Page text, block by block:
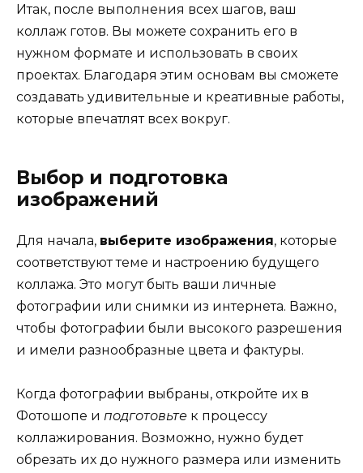
Итак, после выполнения всех шагов, ваш
коллаж готов. Вы можете сохранить его в
нужном формате и использовать в своих
проектах. Благодаря этим основам вы сможете
создавать удивительные и креативные работы,
которые впечатлят всех вокруг.
Выбор и подготовка
изображений
Для начала, выберите изображения, которые
соответствуют теме и настроению будущего
коллажа. Это могут быть ваши личные
фотографии или снимки из интернета. Важно,
чтобы фотографии были высокого разрешения
и имели разнообразные цвета и фактуры.
Когда фотографии выбраны, откройте их в
Фотошопе и подготовьте к процессу
коллажирования. Возможно, нужно будет
обрезать их до нужного размера или изменить